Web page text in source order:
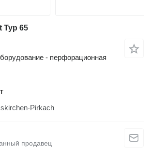
Typ 65
- перфорационная
Pirkach